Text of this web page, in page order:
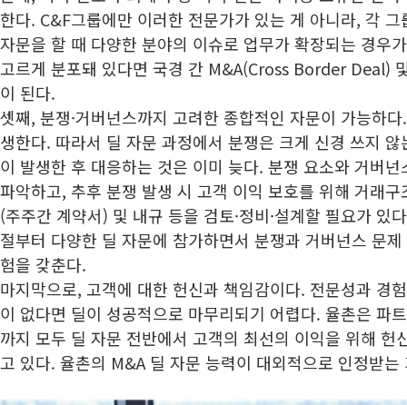
한다. C&F그룹에만 이러한 전문가가 있는 게 아니라, 각
자문을 할 때 다양한 분야의 이슈로 업무가 확장되는 경우
고르게 분포돼 있다면 국경 간 M&A(Cross Border Deal)
이 된다.
셋째, 분쟁·거버넌스까지 고려한 종합적인 자문이 가능하
생한다. 따라서 딜 자문 과정에서 분쟁은 크게 신경 쓰지
이 발생한 후 대응하는 것은 이미 늦다. 분쟁 요소와 거버
파악하고, 추후 분쟁 발생 시 고객 이익 보호를 위해 거래구
(주주간 계약서) 및 내규 등을 검토·정비·설계할 필요가 있
절부터 다양한 딜 자문에 참가하면서 분쟁과 거버넌스 문
험을 갖춘다.
마지막으로, 고객에 대한 헌신과 책임감이다. 전문성과 경
이 없다면 딜이 성공적으로 마무리되기 어렵다. 율촌은 파
까지 모두 딜 자문 전반에서 고객의 최선의 이익을 위해 헌
고 있다. 율촌의 M&A 딜 자문 능력이 대외적으로 인정받